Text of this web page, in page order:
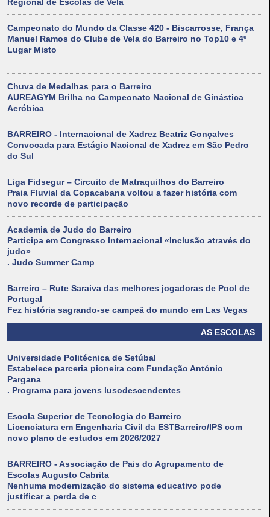
Regional de Escolas de Vela
Campeonato do Mundo da Classe 420 - Biscarrosse, França
Manuel Ramos do Clube de Vela do Barreiro no Top10 e 4º
Lugar Misto
Chuva de Medalhas para o Barreiro
AUREAGYM Brilha no Campeonato Nacional de Ginástica
Aeróbica
BARREIRO - Internacional de Xadrez Beatriz Gonçalves
Convocada para Estágio Nacional de Xadrez em São Pedro
do Sul
Liga Fidsegur – Circuito de Matraquilhos do Barreiro
Praia Fluvial da Copacabana voltou a fazer história com
novo recorde de participação
Academia de Judo do Barreiro
Participa em Congresso Internacional «Inclusão através do
judo»
. Judo Summer Camp
Barreiro – Rute Saraiva das melhores jogadoras de Pool de
Portugal
Fez história sagrando-se campeã do mundo em Las Vegas
AS ESCOLAS
Universidade Politécnica de Setúbal
Estabelece parceria pioneira com Fundação António
Pargana
. Programa para jovens lusodescendentes
Escola Superior de Tecnologia do Barreiro
Licenciatura em Engenharia Civil da ESTBarreiro/IPS com
novo plano de estudos em 2026/2027
BARREIRO - Associação de Pais do Agrupamento de
Escolas Augusto Cabrita
Nenhuma modernização do sistema educativo pode
justificar a perda de c